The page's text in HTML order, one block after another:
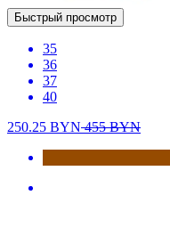
Быстрый просмотр
35
36
37
40
250.25 BYN455BYN